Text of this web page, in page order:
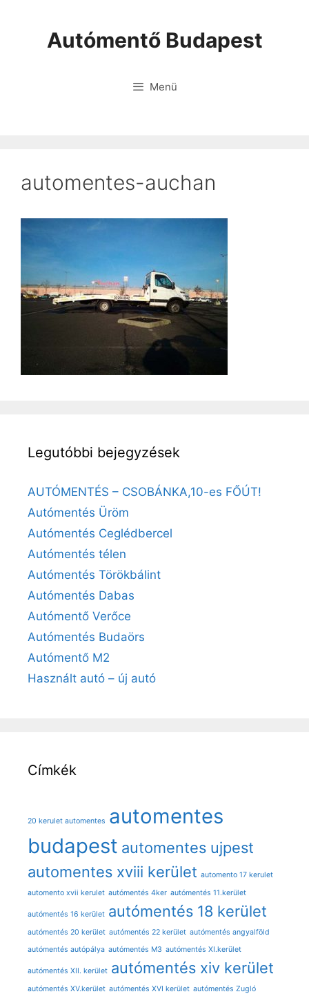
Autómentő Budapest
Menü
automentes-auchan
Legutóbbi bejegyzések
AUTÓMENTÉS – CSOBÁNKA,10-es FŐÚT!
Autómentés Üröm
Autómentés Ceglédbercel
Autómentés télen
Autómentés Törökbálint
Autómentés Dabas
Autómentő Verőce
Autómentés Budaörs
Autómentő M2
Használt autó – új autó
Címkék
20 kerulet automentes automentes
budapest automentes ujpest
automentes xviii kerület automento 17 kerulet
automento xvii kerulet autómentés 4ker autómentés 11.kerület
autómentés 16 kerület autómentés 18 kerület
autómentés 20 kerület autómentés 22 kerület autómentés angyalföld
autómentés autópálya autómentés M3 autómentés XI.kerület
autómentés XII. kerület autómentés xiv kerület
autómentés XV.kerület autómentés XVI kerület autómentés Zugló